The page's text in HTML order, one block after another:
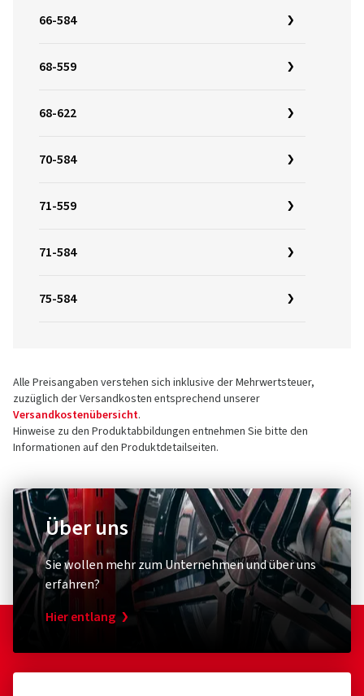
66-584
68-559
68-622
70-584
71-559
71-584
75-584
Alle Preisangaben verstehen sich inklusive der Mehrwertsteuer,
zuzüglich der Versandkosten entsprechend unserer
Versandkostenübersicht.
Hinweise zu den Produktabbildungen entnehmen Sie bitte den
Informationen auf den Produktdetailseiten.
Über uns
Sie wollen mehr zum Unternehmen und über uns
erfahren?
Hier entlang